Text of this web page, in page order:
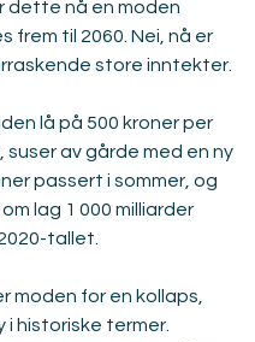
dette nå en moden
frem til 2060. Nei, nå er
store inntekter.
lå på 500 kroner per
av gårde med en ny
passert i sommer, og
lag 1 000 milliarder
tallet.
moden for en kollaps,
i historiske termer.